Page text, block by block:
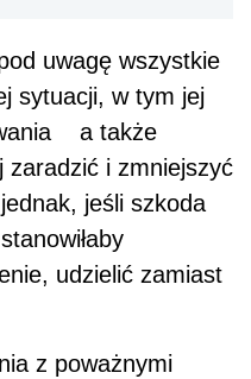
uwagę wszystkie
sytuacji, w tym jej
a także
zaradzić i zmniejszyć
jeśli szkoda
udzielić zamiast
z poważnymi